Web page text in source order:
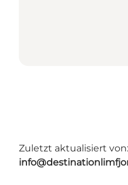
Zuletzt aktualisiert von: